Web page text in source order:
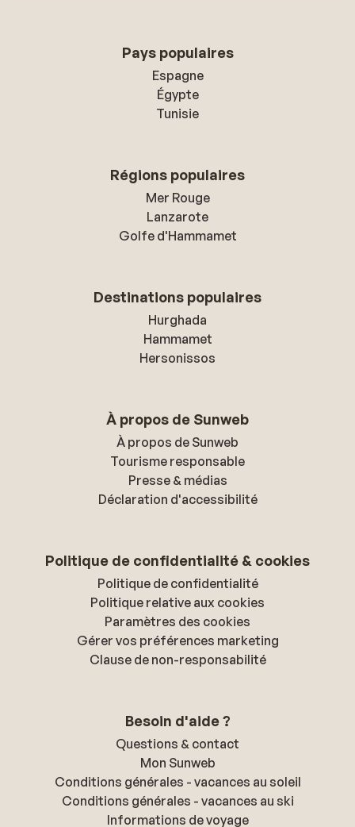
Pays populaires
Espagne
Égypte
Tunisie
Régions populaires
Mer Rouge
Lanzarote
Golfe d'Hammamet
Destinations populaires
Hurghada
Hammamet
Hersonissos
À propos de Sunweb
À propos de Sunweb
Tourisme responsable
Presse & médias
Déclaration d'accessibilité
Politique de confidentialité & cookies
Politique de confidentialité
Politique relative aux cookies
Paramètres des cookies
Gérer vos préférences marketing
Clause de non-responsabilité
Besoin d'aide ?
Questions & contact
Mon Sunweb
Conditions générales - vacances au soleil
Conditions générales - vacances au ski
Informations de voyage